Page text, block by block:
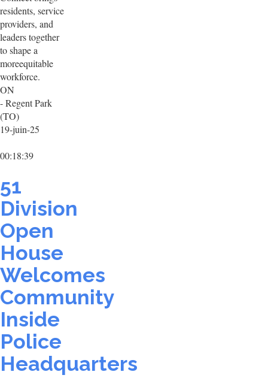
residents, service
providers, and
leaders together
to shape a
moreequitable
workforce.
ON
- Regent Park
(TO)
19-juin-25
00:18:39
51
Division
Open
House
Welcomes
Community
Inside
Police
Headquarters